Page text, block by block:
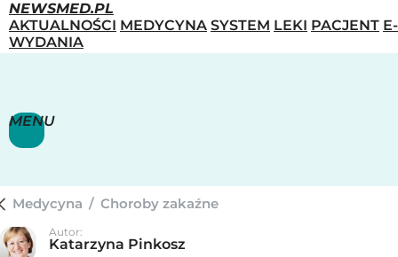
NEWSMED.PL
AKTUALNOŚCI MEDYCYNA SYSTEM LEKI PACJENT E-
WYDANIA
MENU
Medycyna / Choroby zakaźne
Autor:
Katarzyna Pinkosz